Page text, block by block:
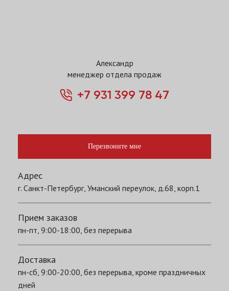
Александр
менеджер отдела продаж
+7 931 399 78 47
Перезвоните мне
Адрес
г. Санкт-Петербург, Уманский переулок, д.68, корп.1
Прием заказов
пн-пт, 9:00-18:00, без перерыва
Доставка
пн-сб, 9:00-20:00, без перерыва, кроме праздничных
дней